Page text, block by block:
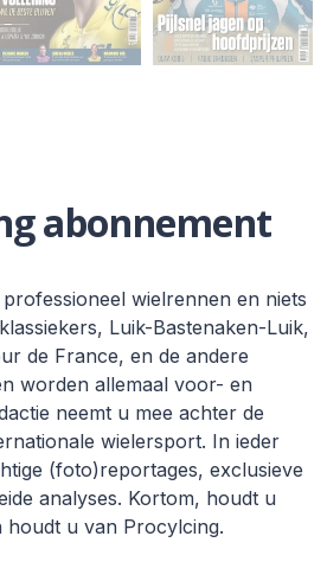
abonnement
wielrennen en niets
Luik-Bastenaken-Luik,
de France, en de andere
worden allemaal voor- en
neemt u mee achter de
wielersport. In ieder
(foto)reportages, exclusieve
analyses. Kortom, houdt u
houdt u van Procylcing.